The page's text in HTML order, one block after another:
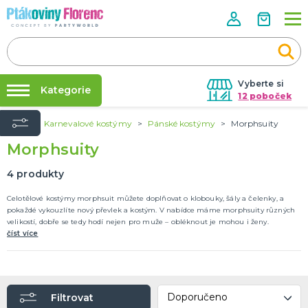
Vyberte si
12 poboček
Půjčovna kostýmů
Párty výzdoba na klíč
Nafukování balónků
Prodejny
Rozvoz
Párty Blog
Kariéra
Kontakt
Kategorie
ROZLUČKA SE SVOBODOU
Doplňky pro nevěstu
Doplňky pro ženicha
HALLOWEEN
Kostýmy
Výzdoba
DALŠÍ KATEGORIE
Úvod Karnevalové kostýmy Pánské kostýmy Morphsuity
Morphsuity
4 produkty
Celotělové kostýmy morphsuit můžete doplňovat o klobouky, šály a čelenky, a
pokaždé vykouzlíte nový převlek a kostým. V nabídce máme morphsuity různých
velikostí, dobře se tedy hodí nejen pro muže – obléknout je mohou i ženy.
číst více
Filtrovat